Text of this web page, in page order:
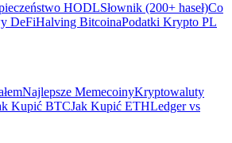
HODLSłownik (200+ haseł)Co
DeFiHalving BitcoinaPodatki Krypto PL
Najlepsze MemecoinyKryptowaluty
Kupić BTCJak Kupić ETHLedger vs